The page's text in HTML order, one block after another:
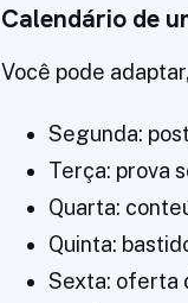
Calendário de
Você pode
Segunda:
Terça: prova
Quarta:
Quinta:
Sexta: oferta